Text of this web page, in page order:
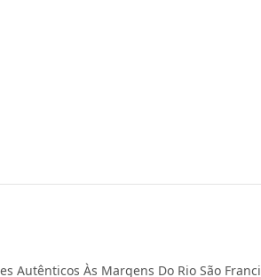
Autênticos Às Margens Do Rio São